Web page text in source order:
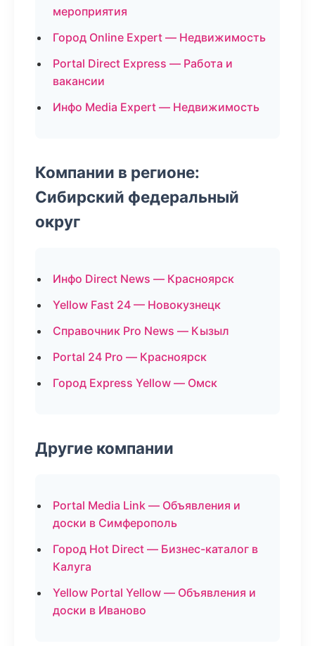
мероприятия
Город Online Expert — Недвижимость
Portal Direct Express — Работа и
вакансии
Инфо Media Expert — Недвижимость
Компании в регионе:
Сибирский федеральный
округ
Инфо Direct News — Красноярск
Yellow Fast 24 — Новокузнецк
Справочник Pro News — Кызыл
Portal 24 Pro — Красноярск
Город Express Yellow — Омск
Другие компании
Portal Media Link — Объявления и
доски в Симферополь
Город Hot Direct — Бизнес-каталог в
Калуга
Yellow Portal Yellow — Объявления и
доски в Иваново